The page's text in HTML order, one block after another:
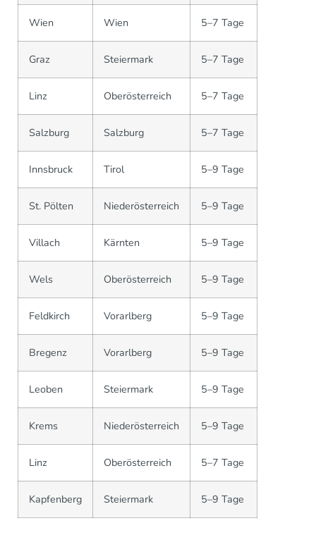
Wien Wien 5–7 Tage
Graz Steiermark 5–7 Tage
Linz Oberösterreich 5–7 Tage
Salzburg Salzburg 5–7 Tage
Innsbruck Tirol 5–9 Tage
St. Pölten Niederösterreich 5–9 Tage
Villach Kärnten 5–9 Tage
Wels Oberösterreich 5–9 Tage
Feldkirch Vorarlberg 5–9 Tage
Bregenz Vorarlberg 5–9 Tage
Leoben Steiermark 5–9 Tage
Krems Niederösterreich 5–9 Tage
Linz Oberösterreich 5–7 Tage
Kapfenberg Steiermark 5–9 Tage